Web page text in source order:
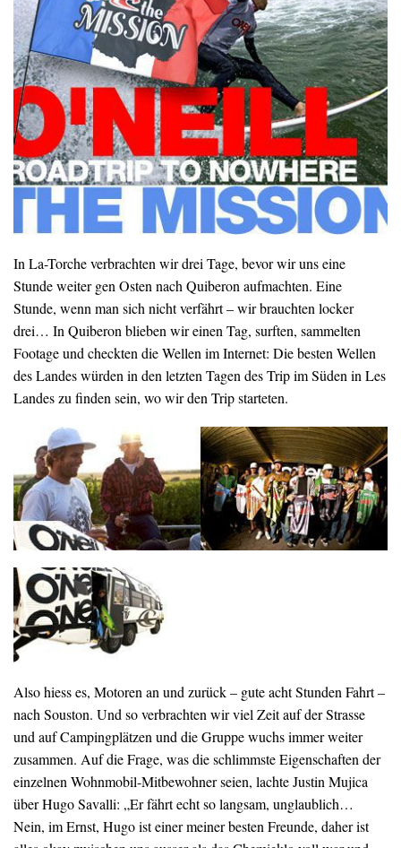
In La-Torche verbrachten wir drei Tage, bevor wir uns eine
Stunde weiter gen Osten nach Quiberon aufmachten. Eine
Stunde, wenn man sich nicht verfährt – wir brauchten locker
drei… In Quiberon blieben wir einen Tag, surften, sammelten
Footage und checkten die Wellen im Internet: Die besten Wellen
des Landes würden in den letzten Tagen des Trip im Süden in Les
Landes zu finden sein, wo wir den Trip starteten.
Also hiess es, Motoren an und zurück – gute acht Stunden Fahrt –
nach Souston. Und so verbrachten wir viel Zeit auf der Strasse
und auf Campingplätzen und die Gruppe wuchs immer weiter
zusammen. Auf die Frage, was die schlimmste Eigenschaften der
einzelnen Wohnmobil-Mitbewohner seien, lachte Justin Mujica
über Hugo Savalli: „Er fährt echt so langsam, unglaublich…
Nein, im Ernst, Hugo ist einer meiner besten Freunde, daher ist